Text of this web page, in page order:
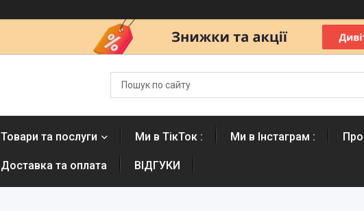
Товари та послуги Ми в ТікТок : Ми в Інстаграм :
Доставка та оплата ВІДГУКИ